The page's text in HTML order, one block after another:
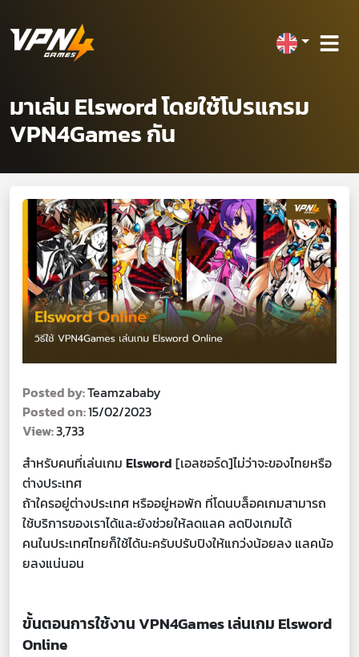
มาเล่น Elsword โดยใช้โปรแกรม
VPN4Games กัน
Posted by:Teamzababy
Posted on:15/02/2023
View:3,733
สำหรับคนที่เล่นเกม Elsword [เอลซอร์ด]ไม่ว่าจะของไทยหรือ
ต่างประเทศ
ถ้าใครอยู่ต่างประเทศ หรืออยู่หอพัก ที่โดนบล็อคเกมสามารถ
ใช้บริการของเราได้และยังช่วยให้ลดแลค ลดปิงเกมได้
คนในประเทศไทยก็ใช้ได้นะครับปรับปิงให้แกว่งน้อยลง แลคน้อ
ยลงแน่นอน
ขั้นตอนการใช้งาน VPN4Games เล่นเกม Elsword
Online